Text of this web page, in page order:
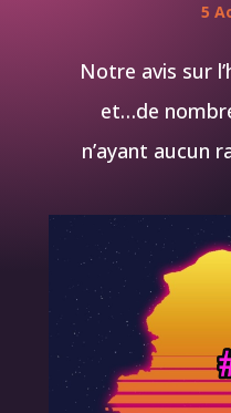
5
Notre avis sur
et…de
n’ayant aucun